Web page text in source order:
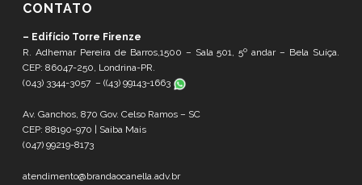
CONTATO
– Edifício Torre Firenze
R. Adhemar Pereira de Barros,1500 – Sala 501, 5º andar – Bela Suíça.
CEP: 86047-250, Londrina-PR.
(043) 3344-3057 – ((43) 99143-1663
Av. Ganchos, 870 Gov. Celso Ramos – SC
CEP: 88190-970 | Saiba Mais
(047) 99219-8173
atendimento@brandaocanella.adv.br